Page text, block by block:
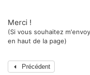
Merci !
(Si vous souhaitez
en haut de la page)
Précédent